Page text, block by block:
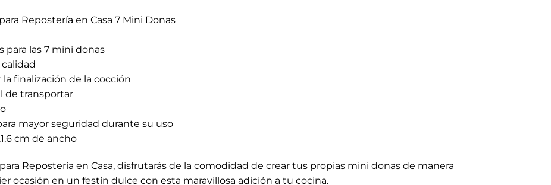
Repostería en Casa 7 Mini Donas
para las 7 mini donas
la finalización de la cocción
de transportar
mayor seguridad durante su uso
cm de ancho
Repostería en Casa, disfrutarás de la comodidad de crear tus propias mini donas de manera
ocasión en un festín dulce con esta maravillosa adición a tu cocina.